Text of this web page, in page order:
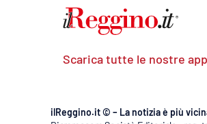
Scarica tutte le nostre
ilReggino.it © – La notizia è più